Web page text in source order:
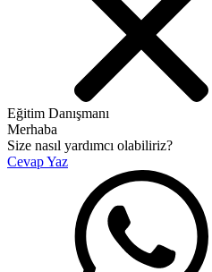
Eğitim Danışmanı
Merhaba
Size nasıl yardımcı olabiliriz?
Cevap Yaz